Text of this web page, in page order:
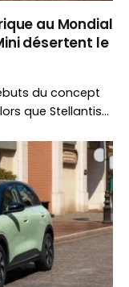
au Mondial
désertent le
du concept
que Stellantis